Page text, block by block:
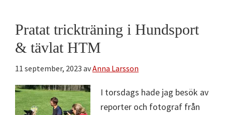
Pratat trickträning i Hundsport
& tävlat HTM
11 september, 2023 avAnna Larsson
I torsdags hade jag besök av
reporter och fotograf från